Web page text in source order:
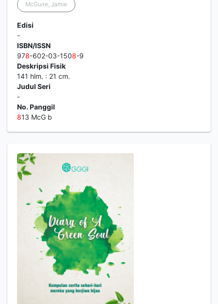
McGuire, Jamie
Edisi
-
ISBN/ISSN
978-602-03-1508-9
Deskripsi Fisik
141 hlm. : 21 cm.
Judul Seri
-
No. Panggil
813 McG b